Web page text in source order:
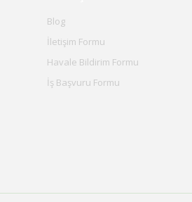
Blog
İletişim Formu
Havale Bildirim Formu
İş Başvuru Formu